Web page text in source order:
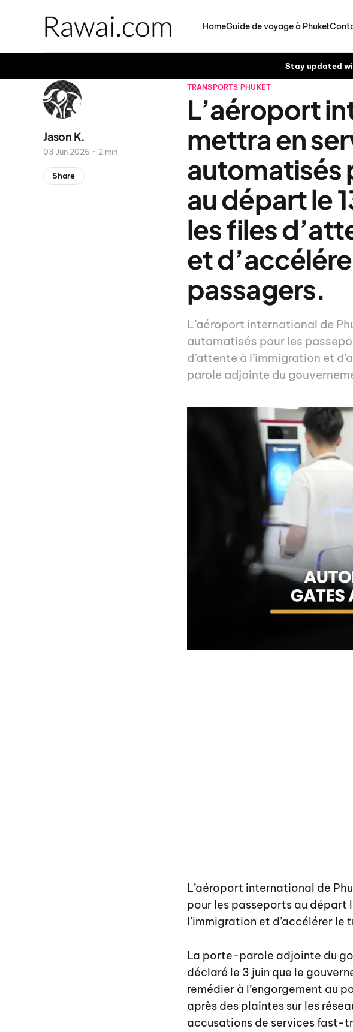
HomeGuide de voyage à Phuket
Stay updated
TRANSPORTS PHUKET
L’aéroport
mettra en
automatisés
au départ le
les files
et
passagers.
L’aéroport international de
automatisés pour les
d’attente à l’immigration et
parole adjointe du
Jason K.
03 Jun 2026 2 min
Share
L’aéroport international de
pour les passeports au départ
l’immigration et d’accélérer
La porte-parole adjointe du
déclaré le 3 juin que le
remédier à l’engorgement au
après des plaintes sur les
accusations de services fast-